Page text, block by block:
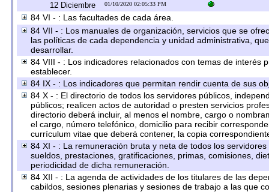
12 Diciembre
01/10/2020 02:05:33 PM
84 VI - : Las facultades de cada área.
84 VII - : Los manuales de organización, servicios que se
las políticas de cada dependencia y unidad administrativa,
desarrollar.
84 VIII - : Los indicadores relacionados con temas de interés
establecer.
84 IX - : Los indicadores que permitan rendir cuenta de sus
84 X - : El directorio de todos los servidores públicos,
públicos; realicen actos de autoridad o presten servicios
directorio deberá incluir, al menos el nombre, cargo o
el cargo, número telefónico, domicilio para recibir
currículum vitae que deberá contener, la copia
84 XI - : La remuneración bruta y neta de todos los
sueldos, prestaciones, gratificaciones, primas, comisiones,
periodicidad de dicha remuneración.
84 XII - : La agenda de actividades de los titulares de las
cabildos, sesiones plenarias y sesiones de trabajo a las que